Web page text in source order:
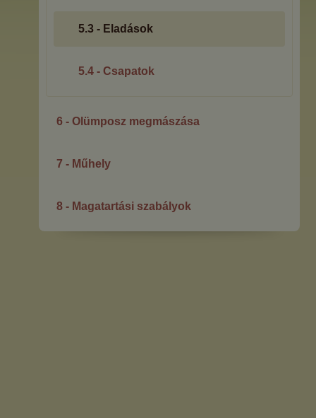
5.3 - Eladások
5.4 - Csapatok
6 - Olümposz megmászása
7 - Műhely
8 - Magatartási szabályok